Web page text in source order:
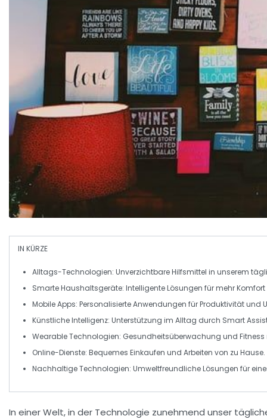
IN KÜRZE
Alltags-Technologien: Unverzichtbare Hilfsmittel in unserem
Smarte Haushaltsgeräte: Intelligente Lösungen für mehrKomfort
Mobile Apps: Personalisierte Anwendungen fürProduktivitätund
Künstliche Intelligenz: Unterstützung im Alltag durch Smart
Wearable Technologien: Gesundheitsüberwachung und Fitness
Online-Dienste: Bequemes Einkaufen und Arbeiten von zu Hause.
Nachhaltige Technologien: Umweltfreundliche Lösungen für
In einer Welt, in der Technologie zunehmend unser